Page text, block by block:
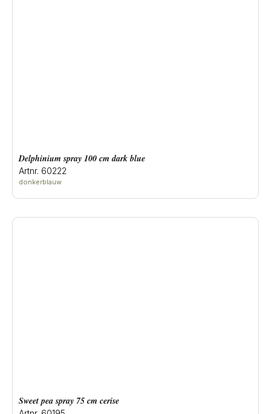
delphinium spray 100 cm dark blue
Artnr. 60222
donkerblauw
sweet pea spray 75 cm cerise